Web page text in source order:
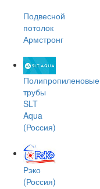
Подвесной
потолок
Армстронг
Полипропиленовые
трубы
SLT
Aqua
(Россия)
Рэко
(Россия)